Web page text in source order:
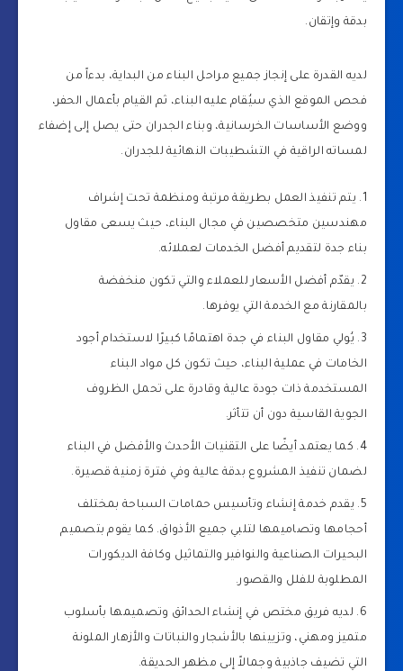
بدقة وإتقان.
لديه القدرة على إنجاز جميع مراحل البناء من البداية، بدءاً من
فحص الموقع الذي سيُقام عليه البناء، ثم القيام بأعمال الحفر،
ووضع الأساسات الخرسانية، وبناء الجدران حتى يصل إلى إضفاء
لمساته الراقية في التشطيبات النهائية للجدران.
يتم تنفيذ العمل بطريقة مرتبة ومنظمة تحت إشراف
مهندسين متخصصين في مجال البناء، حيث يسعى مقاول
بناء جدة لتقديم أفضل الخدمات لعملائه.
يقدّم أفضل الأسعار للعملاء والتي تكون منخفضة
بالمقارنة مع الخدمة التي يوفرها.
يُولي مقاول البناء في جدة اهتمامًا كبيرًا لاستخدام أجود
الخامات في عملية البناء، حيث تكون كل مواد البناء
المستخدمة ذات جودة عالية وقادرة على تحمل الظروف
الجوية القاسية دون أن تتأثر.
كما يعتمد أيضًا على التقنيات الأحدث والأفضل في البناء
لضمان تنفيذ المشروع بدقة عالية وفي فترة زمنية قصيرة.
يقدم خدمة إنشاء وتأسيس حمامات السباحة بمختلف
أحجامها وتصاميمها لتلبي جميع الأذواق. كما يقوم بتصميم
البحيرات الصناعية والنوافير والتماثيل وكافة الديكورات
المطلوبة للفلل والقصور.
لديه فريق مختص في إنشاء الحدائق وتصميمها بأسلوب
متميز ومهني، وتزيينها بالأشجار والنباتات والأزهار الملونة
التي تضيف جاذبية وجمالاً إلى مظهر الحديقة.